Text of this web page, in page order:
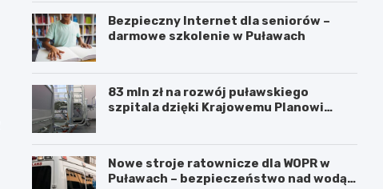
Bezpieczny Internet dla seniorów –
darmowe szkolenie w Puławach
83 mln zł na rozwój puławskiego
szpitala dzięki Krajowemu Planowi
Nowe stroje ratownicze dla WOPR w
Puławach – bezpieczeństwo nad wodą